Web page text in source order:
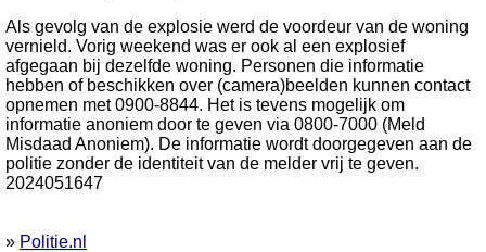
Als gevolg van de explosie werd de voordeur van de woning
vernield. Vorig weekend was er ook al een explosief
afgegaan bij dezelfde woning. Personen die informatie
hebben of beschikken over (camera)beelden kunnen contact
opnemen met 0900-8844. Het is tevens mogelijk om
informatie anoniem door te geven via 0800-7000 (Meld
Misdaad Anoniem). De informatie wordt doorgegeven aan de
politie zonder de identiteit van de melder vrij te geven.
2024051647
» Politie.nl